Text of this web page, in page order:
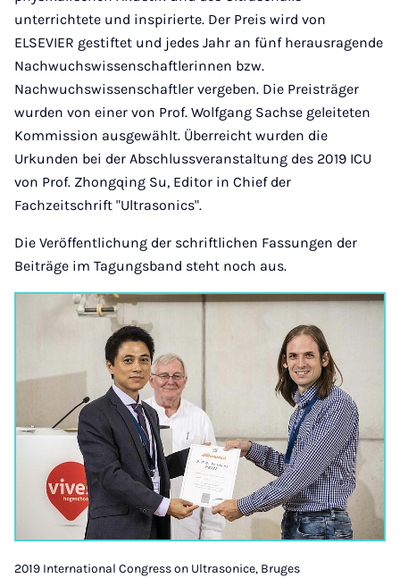
unterrichtete und inspirierte. Der Preis wird von
ELSEVIER gestiftet und jedes Jahr an fünf herausragende
Nachwuchswissenschaftlerinnen bzw.
Nachwuchswissenschaftler vergeben. Die Preisträger
wurden von einer von Prof. Wolfgang Sachse geleiteten
Kommission ausgewählt. Überreicht wurden die
Urkunden bei der Abschlussveranstaltung des 2019 ICU
von Prof. Zhongqing Su, Editor in Chief der
Fachzeitschrift "Ultrasonics".
Die Veröffentlichung der schriftlichen Fassungen der
Beiträge im Tagungsband steht noch aus.
2019 International Congress on Ultrasonice, Bruges